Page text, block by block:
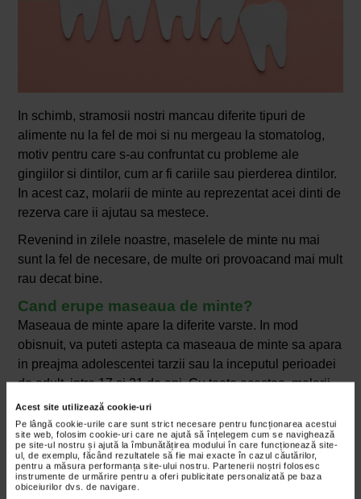
Acest site utilizează cookie-uri
Pe lângă cookie-urile care sunt strict necesare pentru funcționarea acestui
site web, folosim cookie-uri care ne ajută să înțelegem cum se navighează
pe site-ul nostru și ajută la îmbunătățirea modului în care funcționează site-
ul, de exemplu, făcând rezultatele să fie mai exacte în cazul căutărilor,
pentru a măsura performanța site-ului nostru. Partenerii noștri folosesc
instrumente de urmărire pentru a oferi publicitate personalizată pe baza
obiceiurilor dvs. de navigare.
In schimb, stramosii nostri mancau diferite tipuri de
alimente nu la fel de moi si nu mergeau la stomatolog,
motiv pentru care s-au confruntat cu probleme ale
gingiilor si dintilor, cum ar fi cariile sau pierderea dintilor.
In acest caz, molarii de minte au reprezentat acei dinti de
rezerva care ii ajutau sa mestece.
Revenind in zilele noastre, maselele de minte nu mai
sunt la fel de necesare, de multe ori provoacand mai mult
rau decat bine.
Cand erupe maseaua de minte?
Maseaua de minte apare la diferite varste. In mod
obisnuit, va puteti astepta ca maseaua de minte sa apara
in preajma adolescentei tarzii sau la inceputul perioadei
de adult, intre 17 si 21 de ani. Cu toate acestea, molarii
de minte pot aparea mai devreme sau chiar mai tarziu.
In cazul in care se impune indepartarea unei masele de
minte, aceasta procedura este mult mai simplu de
realizat cand sunteti mai tineri. Si nu din cauza faptului
ca nu puteti programa o astfel de interventie chirurgicala